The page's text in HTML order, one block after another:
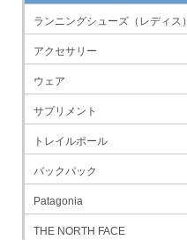
ランニングシューズ（レディス）
アクセサリー
ウェア
サプリメント
トレイルポール
バックパック
Patagonia
THE NORTH FACE